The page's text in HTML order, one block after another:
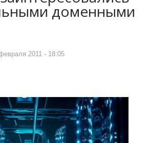
доменными
2011 - 18:05